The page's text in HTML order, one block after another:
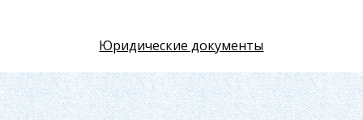
Материаловедение
Экскурсии и туризм
Тем не менее, эти показатели оказались ниже
Юридические документы